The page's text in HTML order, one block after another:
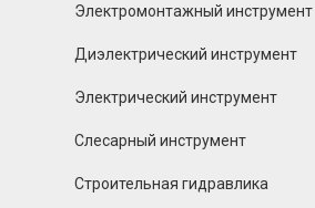
Электромонтажный инструмент
Диэлектрический инструмент
Электрический инструмент
Слесарный инструмент
Строительная гидравлика